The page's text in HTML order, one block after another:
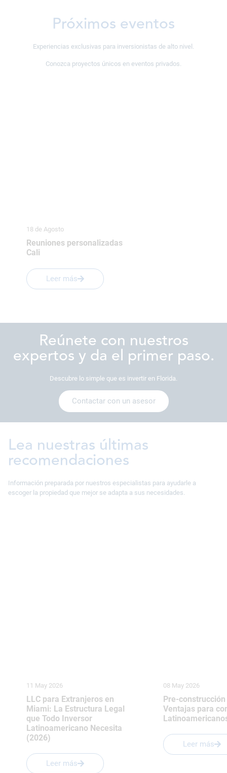
Próximos eventos
Experiencias exclusivas para inversionistas de alto nivel.
Conozca proyectos únicos en eventos privados.
18 de Agosto
Reuniones personalizadas
Cali
Leer más
Reúnete con nuestros
expertos y da el primer paso.
Descubre lo simple que es invertir en Florida.
Contactar con un asesor
Lea nuestras últimas
recomendaciones
Información preparada por nuestros especialistas para ayudarle a
escoger la propiedad que mejor se adapta a sus necesidades.
11 May 2026
LLC para Extranjeros en
Miami: La Estructura Legal
que Todo Inversor
Latinoamericano Necesita
(2026)
Leer más
08 May 2026
Pre-
Ventajas para
Leer más